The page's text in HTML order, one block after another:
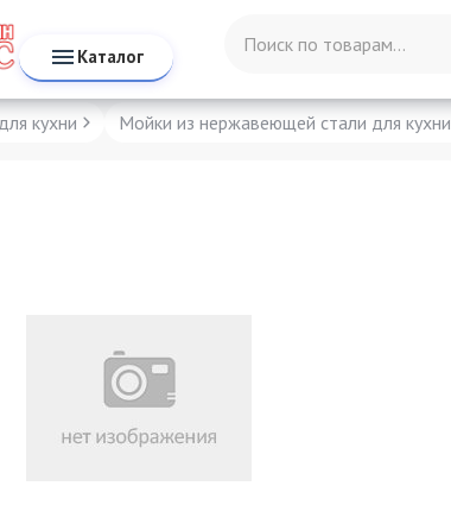
Каталог
кухни Мойки из нержавеющей стали для кухни